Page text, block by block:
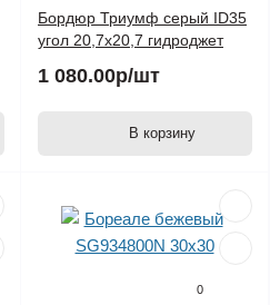
Бордюр Триумф серый ID35
угол 20,7х20,7 гидроджет
1 080.00р/шт
В корзину
0